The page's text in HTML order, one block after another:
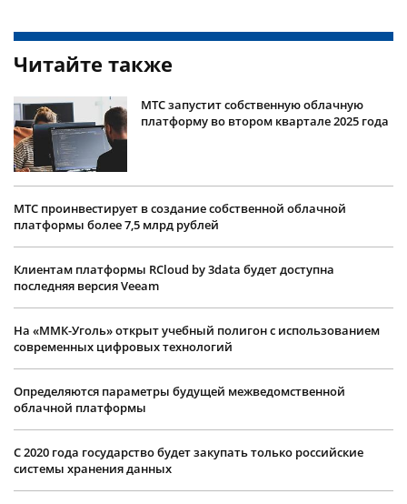
Читайте также
МТС запустит собственную облачную
платформу во втором квартале 2025 года
МТС проинвестирует в создание собственной облачной
платформы более 7,5 млрд рублей
Клиентам платформы RCloud by 3data будет доступна
последняя версия Veeam
На «ММК-Уголь» открыт учебный полигон с использованием
современных цифровых технологий
Определяются параметры будущей межведомственной
облачной платформы
С 2020 года государство будет закупать только российские
системы хранения данных